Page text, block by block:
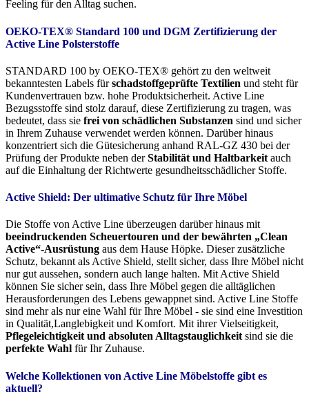
Feeling für den Alltag suchen.
OEKO-TEX® Standard 100 und DGM Zertifizierung der
Active Line Polsterstoffe
STANDARD 100 by OEKO-TEX® gehört zu den weltweit
bekanntesten Labels fürschadstoffgeprüfte Textilien und steht für
Kundenvertrauen bzw. hohe Produktsicherheit. Active Line
Bezugsstoffe sind stolz darauf, diese Zertifizierung zu tragen, was
bedeutet, dass sie frei von schädlichen Substanzen sind und sicher
in Ihrem Zuhause verwendet werden können. Darüber hinaus
konzentriert sich die Gütesicherung anhand RAL-GZ 430 bei der
Prüfung der Produkte neben derStabilität und Haltbarkeit auch
auf die Einhaltung der Richtwerte gesundheitsschädlicher Stoffe.
Active Shield: Der ultimative Schutz für Ihre Möbel
Die Stoffe von Active Line überzeugen darüber hinaus mit
beeindruckenden Scheuertouren und der bewährten „Clean
Active“-Ausrüstung aus dem Hause Höpke. Dieser zusätzliche
Schutz, bekannt als Active Shield, stellt sicher, dass Ihre Möbel nicht
nur gut aussehen, sondern auch lange halten. Mit Active Shield
können Sie sicher sein, dass Ihre Möbel gegen die alltäglichen
Herausforderungen des Lebens gewappnet sind. Active Line Stoffe
sind mehr als nur eine Wahl für Ihre Möbel - sie sind eine Investition
in Qualität,Langlebigkeit und Komfort. Mit ihrer Vielseitigkeit,
Pflegeleichtigkeit und absoluten Alltagstauglichkeit sind sie die
perfekte Wahl für Ihr Zuhause.
Welche Kollektionen von Active Line Möbelstoffe gibt es
aktuell?